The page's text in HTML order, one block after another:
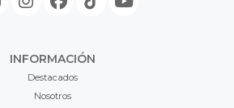
INFORMACIÓN
Destacados
Nosotros